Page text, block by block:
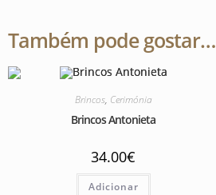
Também pode gostar…
Brincos, Cerimónia
Brincos Antonieta
34.00€
Adicionar